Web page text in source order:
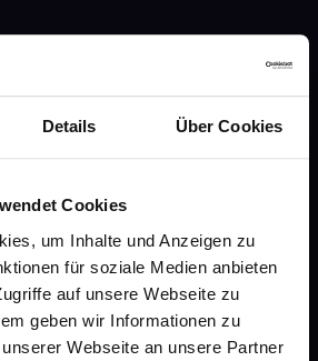
Details Über Cookies
Cookies
um Inhalte und Anzeigen zu
für soziale Medien anbieten
auf unsere Webseite zu
geben wir Informationen zu
Webseite an unsere Partner